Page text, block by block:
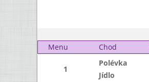
Menu
Chod
1
Polévka
Jídlo